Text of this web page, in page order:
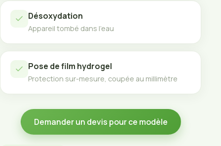
Désoxydation
Appareil tombé dans l’eau
Pose de film hydrogel
Protection sur-mesure, coupée au millimètre
Demander un devis pour ce modèle